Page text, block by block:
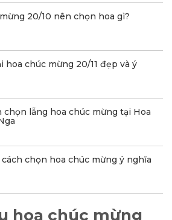
20/10 nên chọn hoa gì?
hoa chúc mừng 20/11 đẹp và ý
chọn lẵng hoa chúc mừng tại Hoa
chọn hoa chúc mừng ý nghĩa
hoa chúc mừng